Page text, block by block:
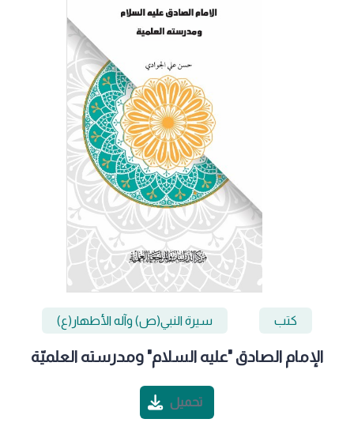
كتب سيرة النبي(ص) وآله الأطهار(ع)
الإمام الصادق "عليه السلام" ومدرسته العلميّة
تحميل